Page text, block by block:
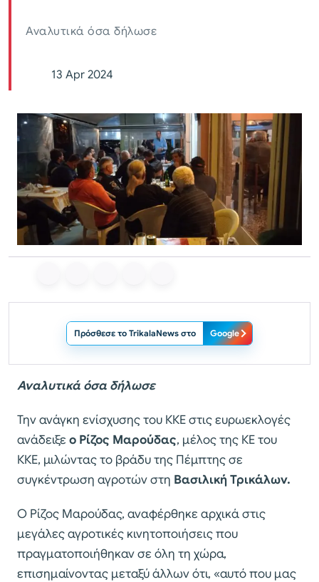
Αναλυτικά όσα δήλωσε
13 Apr 2024
Πρόσθεσε το TrikalaNews στο Google
Αναλυτικά όσα δήλωσε
Την ανάγκη ενίσχυσης του ΚΚΕ στις ευρωεκλογές
ανάδειξε ο Ρίζος Μαρούδας, μέλος της ΚΕ του
ΚΚΕ, μιλώντας το βράδυ της Πέμπτης σε
συγκέντρωση αγροτών στη Βασιλική Τρικάλων.
Ο Ρίζος Μαρούδας, αναφέρθηκε αρχικά στις
μεγάλες αγροτικές κινητοποιήσεις που
πραγματοποιήθηκαν σε όλη τη χώρα,
επισημαίνοντας μεταξύ άλλων ότι, «αυτό που μας